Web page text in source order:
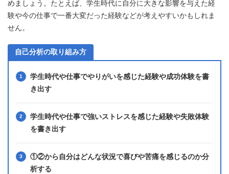
めましょう。たとえば、学生時代に自分に大きな影響を与えた経
験や今の仕事で一番大変だった経験などが考えやすいかもしれま
せん。
自己分析の取り組み方
学生時代や仕事でやりがいを感じた経験や成功体験を書
き出す
学生時代や仕事で強いストレスを感じた経験や失敗体験
を書き出す
①②から自分はどんな状況で喜びや苦痛を感じるのか分
析する